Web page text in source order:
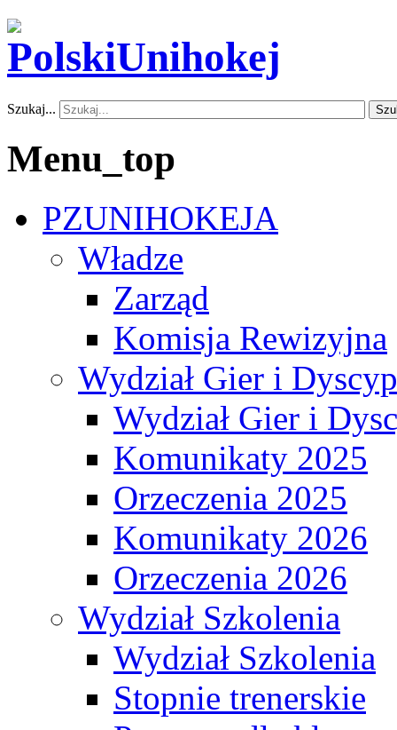
Szukaj...
Menu_top
PZUNIHOKEJA
Władze
Zarząd
Komisja Rewizyjna
Wydział Gier i
Wydział Gier i
Komunikaty 2025
Orzeczenia 2025
Komunikaty 2026
Orzeczenia 2026
Wydział Szkolenia
Wydział Szkolenia
Stopnie trenerskie